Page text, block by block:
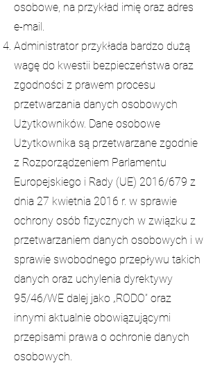
osobowe, na przykład imię oraz adres
e-mail.
Administrator przykłada bardzo dużą
wagę do kwestii bezpieczeństwa oraz
zgodności z prawem procesu
przetwarzania danych osobowych
Użytkowników. Dane osobowe
Użytkownika są przetwarzane zgodnie
z Rozporządzeniem Parlamentu
Europejskiego i Rady (UE) 2016/679 z
dnia 27 kwietnia 2016 r. w sprawie
ochrony osób fizycznych w związku z
przetwarzaniem danych osobowych i w
sprawie swobodnego przepływu takich
danych oraz uchylenia dyrektywy
95/46/WE dalej jako „RODO” oraz
innymi aktualnie obowiązującymi
przepisami prawa o ochronie danych
osobowych.